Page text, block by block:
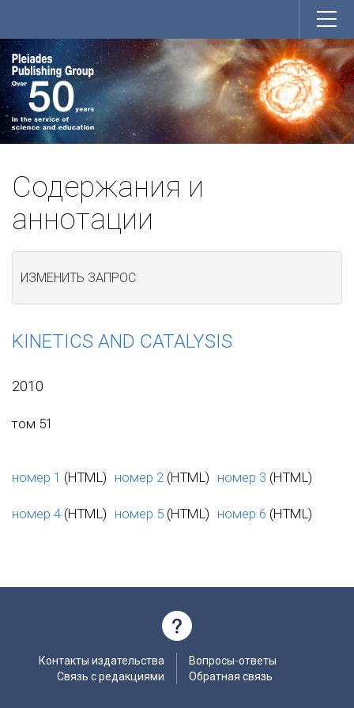
Содержания и
аннотации
ИЗМЕНИТЬ ЗАПРОС
KINETICS AND CATALYSIS
2010
том 51
номер 1 (HTML) номер 2 (HTML) номер 3 (HTML)
номер 4 (HTML) номер 5 (HTML) номер 6 (HTML)
Контакты издательства
Связь с редакциями
Вопросы-ответы
Обратная связь